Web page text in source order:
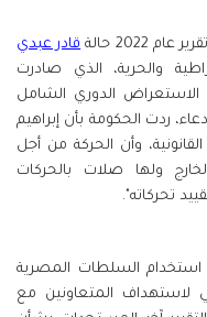
حالة
قادر عبدي
والحرية، الذي صادرت
الدوري الشامل
الادعاء، ردت الحكومة بأن إبراهيم
وأن الحركة من أجل
ولها صلات بالحركات
تحركاته".
استخدام السلطات المصرية
لاستهداف المتعاونين مع